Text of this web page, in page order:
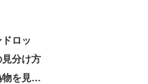
ロッ
見分け方
を見つ